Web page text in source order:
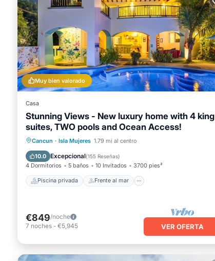
Muy bien valorado
Casa
Stunning Views - New luxury home with 4 king
suites, TWO pools and Ocean Access!
Cancun · Isla Mujeres 1.79 mi al centro
10.0 Excepcional(155 Reseñas)
4 Dormitorios 5 baños 10 Invitados 3700 pies²
Piscina privada Frente al mar
Piscina privada
Frente al mar
Aparcamiento
Piscina
€849/noche
7 noches - €5,945 VER OFERTA